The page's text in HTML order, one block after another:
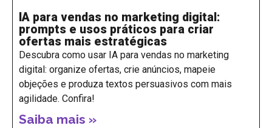
IA para vendas no marketing digital:
prompts e usos práticos para criar
ofertas mais estratégicas
Descubra como usar IA para vendas no marketing
digital: organize ofertas, crie anúncios, mapeie
objeções e produza textos persuasivos com mais
agilidade. Confira!
Saiba mais »